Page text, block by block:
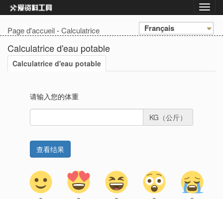
Page d'accueil-Calculatrice Français
Calculatrice d'eau potable
Calculatrice d'eau potable
请输入您的体重
KG（公斤）